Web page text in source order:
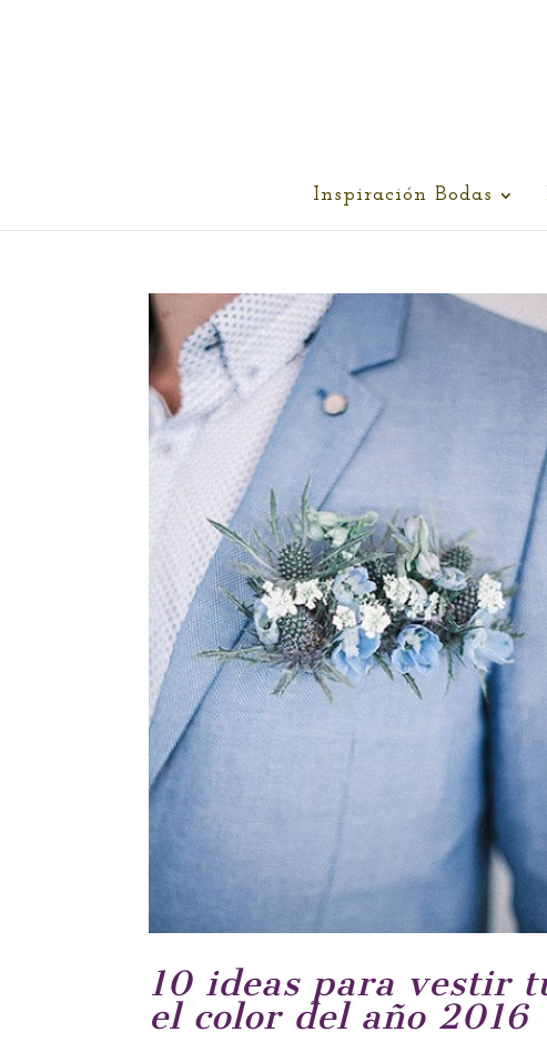
Inspiración Bodas
10 ideas para vestir
el color del año 2016